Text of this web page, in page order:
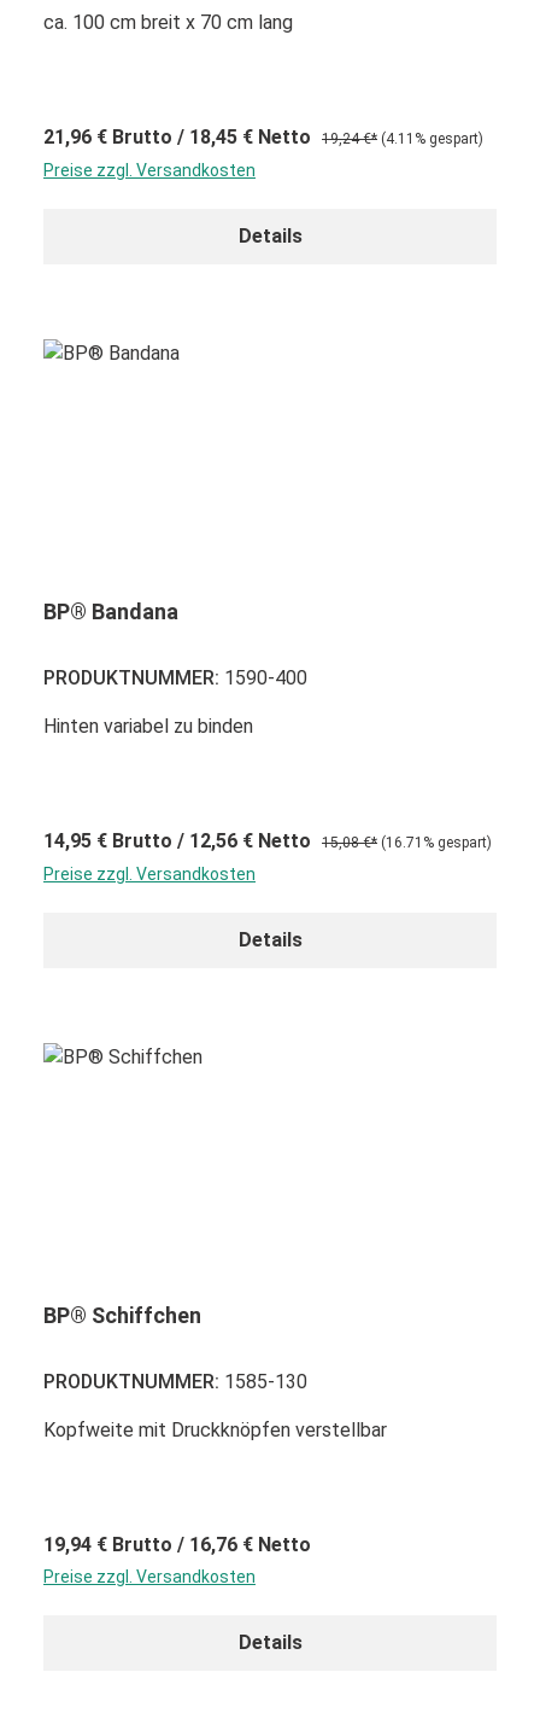
ca. 100 cm breit x 70 cm lang
21,96 € Brutto / 18,45 € Netto 19,24 €* (4.11% gespart)
Preise zzgl. Versandkosten
Details
BP® Bandana
PRODUKTNUMMER: 1590-400
Hinten variabel zu binden
14,95 € Brutto / 12,56 € Netto 15,08 €* (16.71% gespart)
Preise zzgl. Versandkosten
Details
BP® Schiffchen
PRODUKTNUMMER: 1585-130
Kopfweite mit Druckknöpfen verstellbar
19,94 € Brutto / 16,76 € Netto
Preise zzgl. Versandkosten
Details